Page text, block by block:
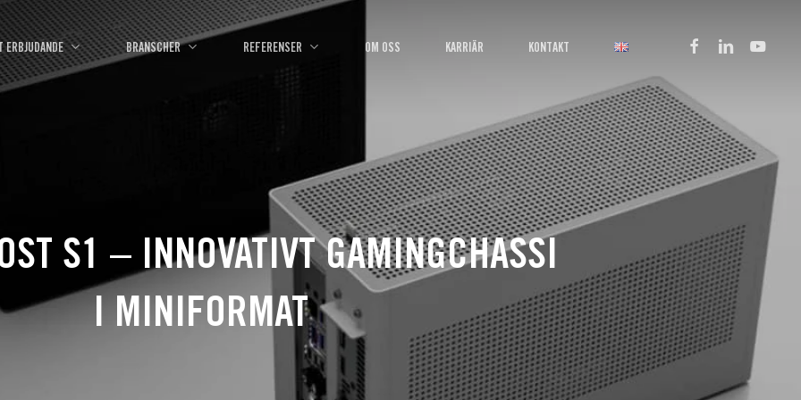
ERBJUDANDE BRANSCHER REFERENSER OM OSS KARRIÄR KONTAKT facebooklinkedin youtube
S1 – INNOVATIVT GAMINGCHASSI
I MINIFORMAT